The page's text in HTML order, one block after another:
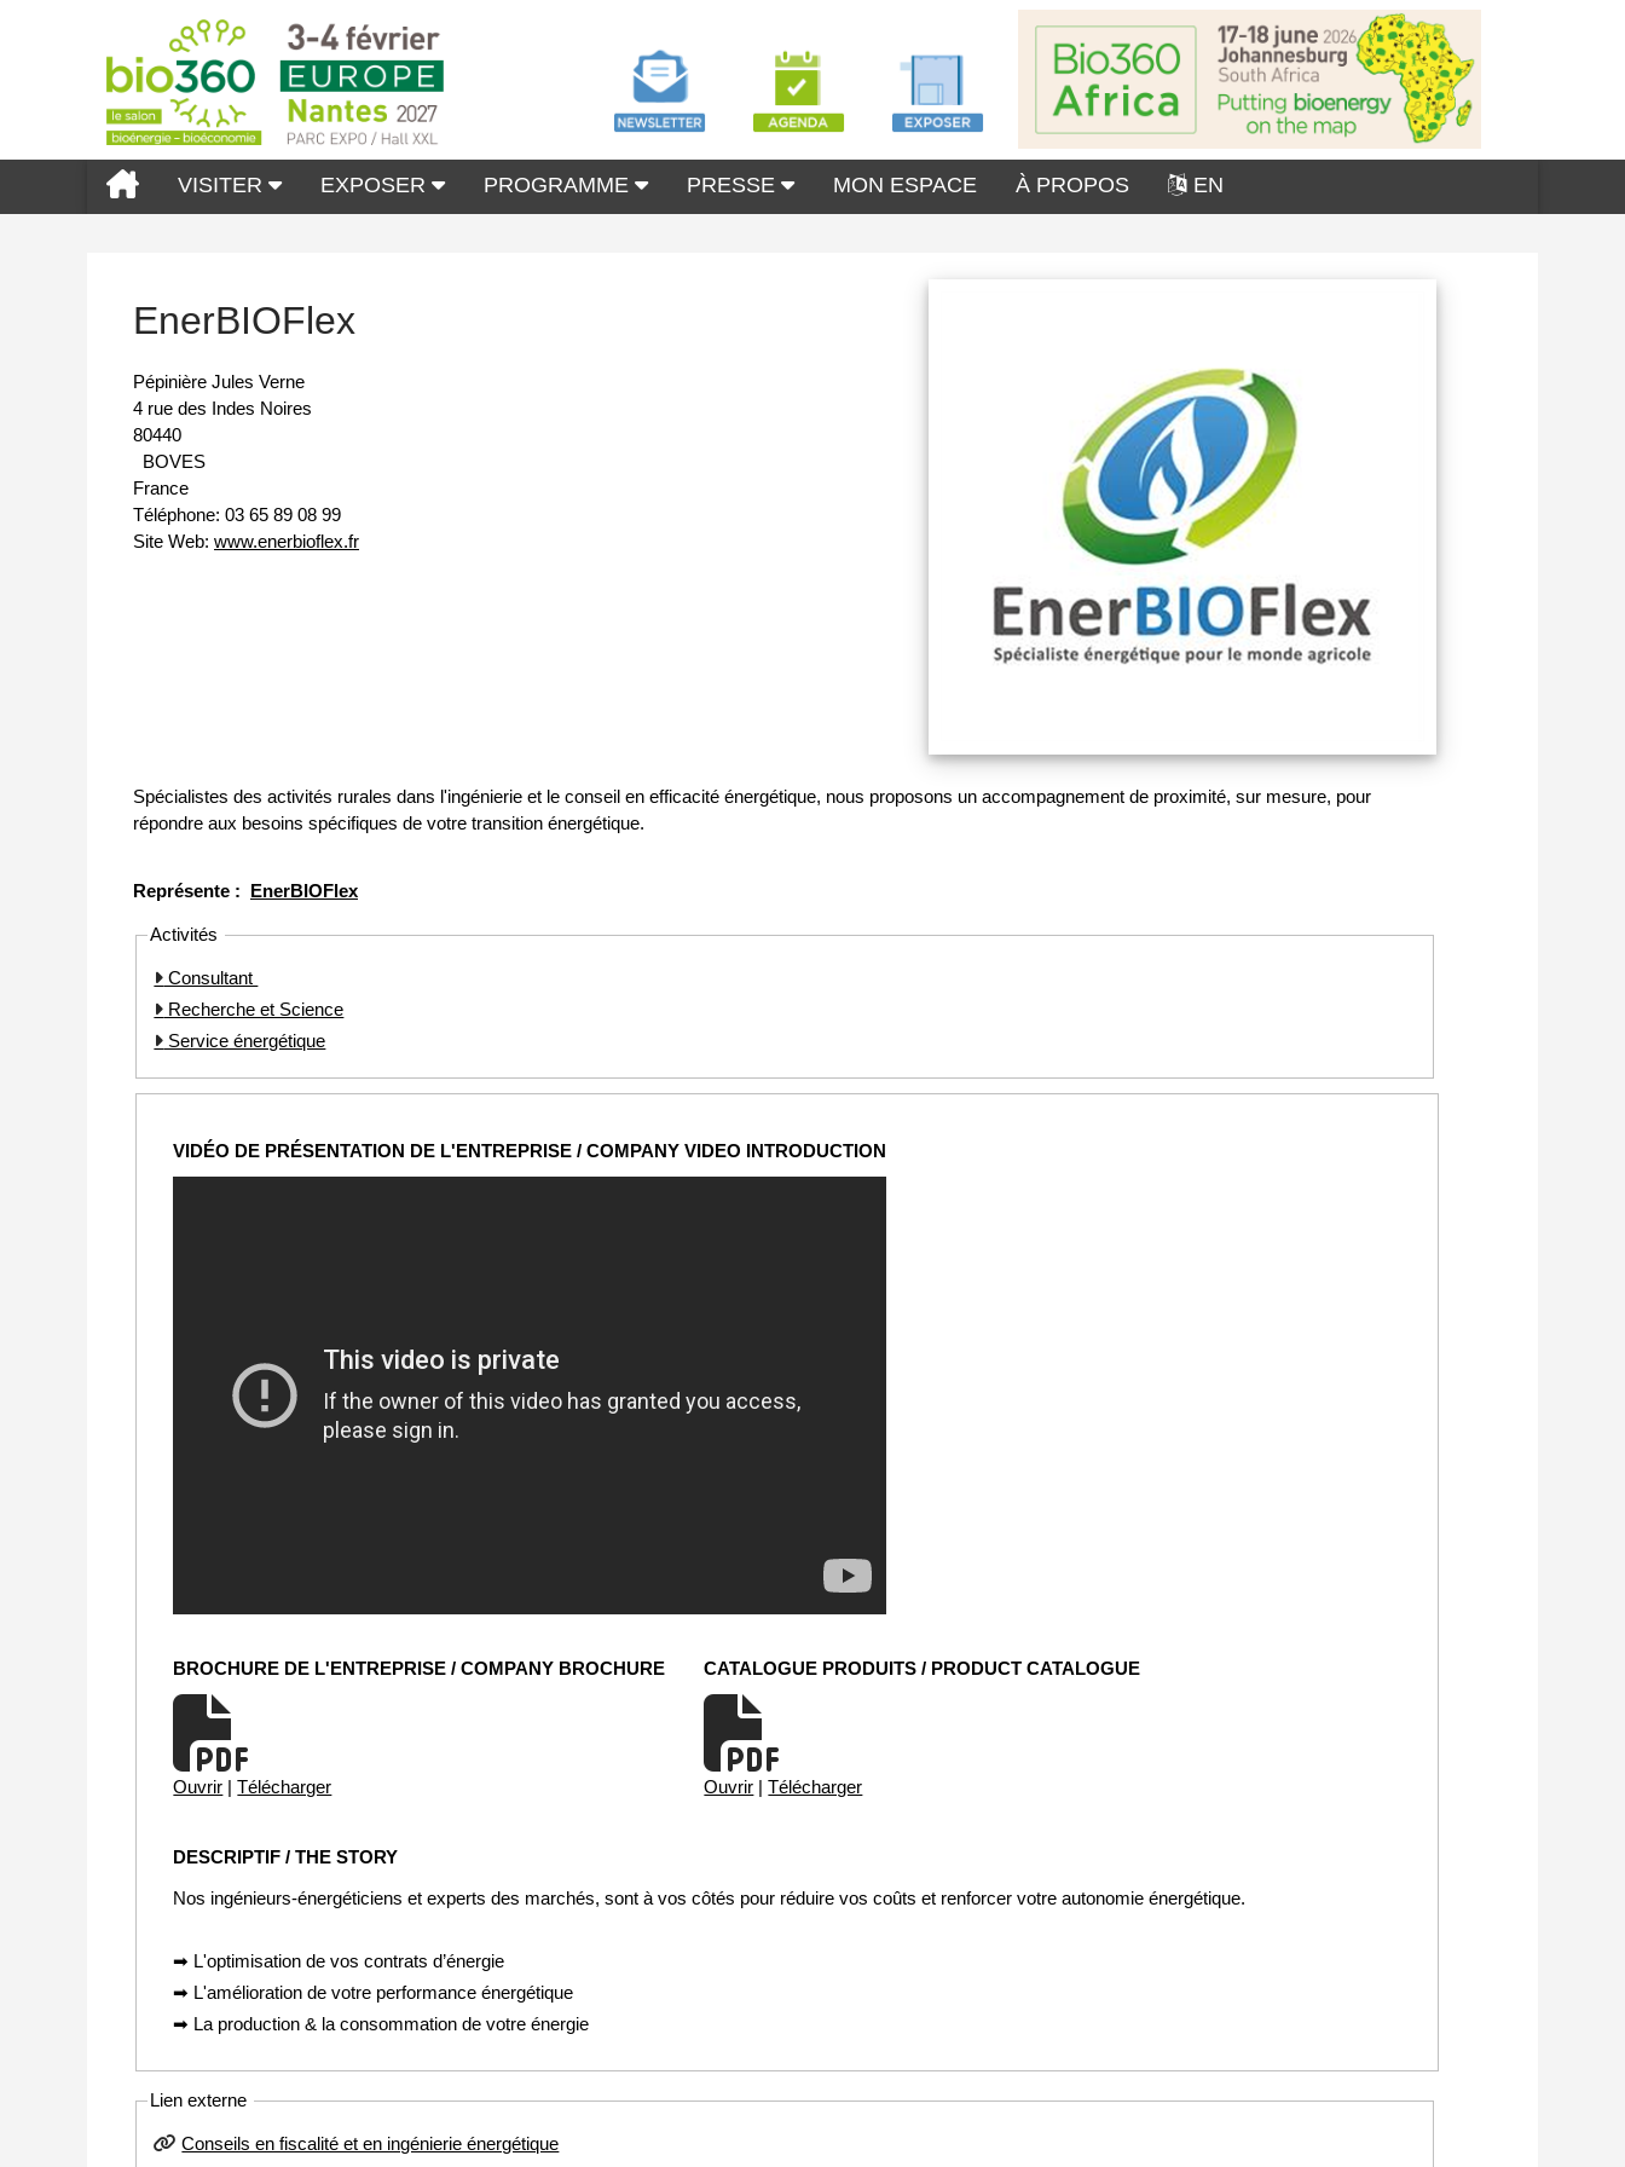
VISITER EXPOSER PROGRAMME PRESSE MON ESPACE À PROPOS EN
EnerBIOFlex
Pépinière Jules Verne
4 rue des Indes Noires
80440
BOVES
France
Téléphone: 03 65 89 08 99
Site Web: www.enerbioflex.fr
Spécialistes des activités rurales dans l'ingénierie et le conseil en efficacité énergétique, nous proposons un accompagnement de proximité, sur mesure, pour
répondre aux besoins spécifiques de votre transition énergétique.
Représente : EnerBIOFlex
Activités
Consultant
Recherche et Science
Service énergétique
VIDÉO DE PRÉSENTATION DE L'ENTREPRISE / COMPANY VIDEO INTRODUCTION
BROCHURE DE L'ENTREPRISE / COMPANY BROCHURE
Ouvrir | Télécharger
CATALOGUE PRODUITS / PRODUCT CATALOGUE
Ouvrir | Télécharger
DESCRIPTIF / THE STORY
Nos ingénieurs-énergéticiens et experts des marchés, sont à vos côtés pour réduire vos coûts et renforcer votre autonomie énergétique.
➡ L'optimisation de vos contrats d’énergie
➡ L'amélioration de votre performance énergétique
➡ La production & la consommation de votre énergie
Lien externe
Conseils en fiscalité et en ingénierie énergétique